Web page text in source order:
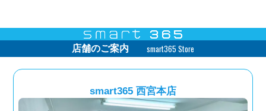
店舗のご案内 smart365 Store
smart365 西宮本店